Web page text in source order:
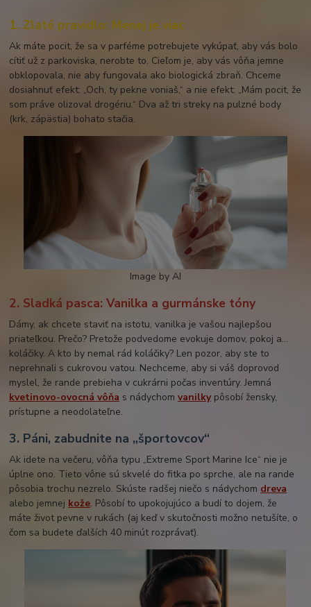
1. Zlaté pravidlo: Menej je viac
Ak máte pocit, že sa v parféme potrebujete vykúpať, aby vás bolo
cítiť už z parkoviska, nerobte to. Cieľom je, aby vás vôňa jemne
obklopovala, nie aby fungovala ako biologická zbraň. Chceme
dosiahnuť efekt: „Och, ty pekne voniaš,“ a nie efekt: „Mám pocit, že
som práve olizoval drogériu.“ Dva až tri streky na pulzné body
(krk, zápästia) bohato stačia.
Image by AI
2. Sladká pasca: Vanilka a gurmánske tóny
Dámy, ak chcete staviť na istotu, vanilka je vašou najlepšou
priateľkou. Prečo? Pretože podvedome evokuje domov, pokoj a...
koláčiky. A kto by nemal rád koláčiky? Len pozor, aby ste to
neprehnali s cukrovou vatou. Nechceme, aby si váš doprovod
myslel, že rande prebieha v cukrárni počas inventúry. Jemná
kvetinovo-ovocná vôňa s nádychomvanilkypôsobí žensky,
prístupne a neodolateľne.
3. Páni, zabudnite na „športovcov“
Ak idete na večeru, vôňa typu „Extreme Sport Marine Ice“ nie je
úplne ono. Tieto vône sú skvelé do fitka po sprche, ale na rande
pôsobia trochu nezrelo. Skúste radšej niečo s nádychom dreva
alebo jemnej kože. Pôsobí to upokojujúco a budí to dojem, že
máte život pevne v rukách (aj keď v skutočnosti možno netušíte, o
čom sa budete ďalších 40 minút rozprávať).